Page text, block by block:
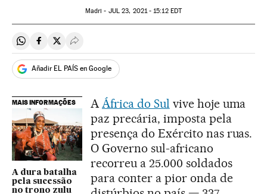
Madri - JUL 23, 2021 - 15:12EDT
Compartir en Whatsapp
Compartir en Facebook
Compartir en Twitter
Desplegar Redes Sociales
Añadir EL PAÍS en Google
MAIS INFORMAÇÕES
A dura batalha
pela sucessão
no trono zulu
AÁfrica do Sul vive hoje uma
paz precária, imposta pela
presença do Exército nas ruas.
O Governo sul-africano
recorreu a 25.000 soldados
para conter a pior onda de